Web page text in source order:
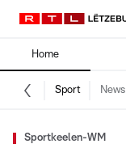
Home
Sport News
Sportkeelen-WM